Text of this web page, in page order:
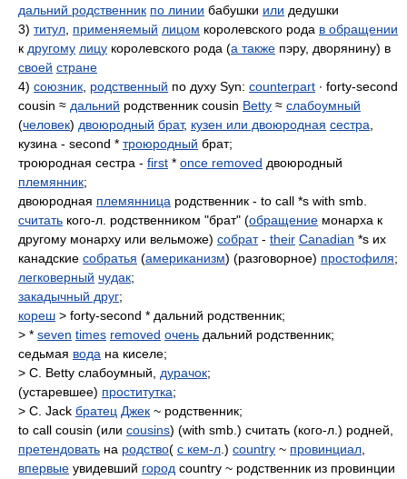
дальний родственник по линии бабушки или дедушки
3) титул применяемый лицом королевского рода в обращении
к другому лицу королевского рода (а также пэру, дворянину) в
своей стране
4) союзник родственный по духу Syn: counterpart ∙ forty-second
cousin ≈ дальний родственник cousin Betty ≈ слабоумный
(человек) двоюродный брат, кузен или двоюродная сестра
кузина - second * троюродный брат;
троюродная сестра - first * once removed двоюродный
племянник;
двоюродная племянница родственник - to call *s with smb.
считать кого-л. родственником "брат" (обращение монарха к
другому монарху или вельможе) собрат- their Canadian *s их
канадские собратья (американизм) (разговорное) простофиля;
легковерный чудак;
закадычный друг;
кореш > forty-second * дальний родственник;
> * seven times removed очень дальний родственник;
седьмая вода на киселе;
> C. Betty слабоумный, дурачок;
(устаревшее) проститутка;
> C. Jack братец Джек ~ родственник;
to call cousin (или cousins) (with smb.) считать (кого-л.) родней,
претендовать на родство( с кем-л .) country ~ провинциал
впервые увидевший город country ~ родственник из провинции